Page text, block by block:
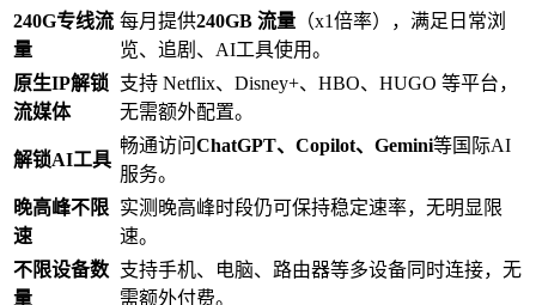
240G专线流
量
每月提供240GB 流量 （x1倍率），满足日常浏
览、追剧、AI工具使用。
原生IP解锁
流媒体
支持 Netflix、Disney+、HBO、HUGO 等平台，
无需额外配置。
解锁AI工具
畅通访问ChatGPT、Copilot、Gemini等国际AI
服务。
晚高峰不限
速
实测晚高峰时段仍可保持稳定速率，无明显限
速。
不限设备数
量
支持手机、电脑、路由器等多设备同时连接，无
需额外付费。